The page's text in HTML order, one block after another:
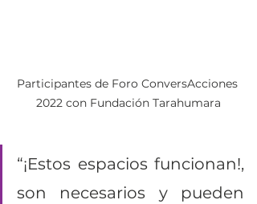
Participantes de Foro ConversAcciones
2022 con Fundación Tarahumara
“¡Estos espacios funcionan!,
son necesarios y pueden